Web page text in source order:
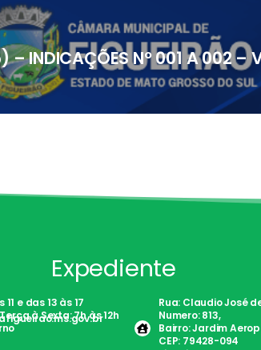
INDICAÇÕES Nº 001 A 002 –
Expediente
e das 13 às 17
à Sexta: 7h às 12h
Rua: Claudio José
Numero: 813,
Bairro: Jardim
CEP: 79428-094